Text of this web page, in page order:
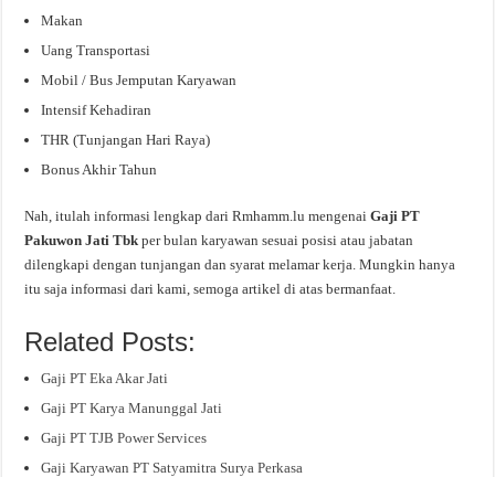
Makan
Uang Transportasi
Mobil / Bus Jemputan Karyawan
Intensif Kehadiran
THR (Tunjangan Hari Raya)
Bonus Akhir Tahun
Nah, itulah informasi lengkap dari Rmhamm.lu mengenaiGaji PT
Pakuwon Jati Tbkper bulan karyawan sesuai posisi atau jabatan
dilengkapi dengan tunjangan dan syarat melamar kerja. Mungkin hanya
itu saja informasi dari kami, semoga artikel di atas bermanfaat.
Related Posts:
Gaji PT Eka Akar Jati
Gaji PT Karya Manunggal Jati
Gaji PT TJB Power Services
Gaji Karyawan PT Satyamitra Surya Perkasa